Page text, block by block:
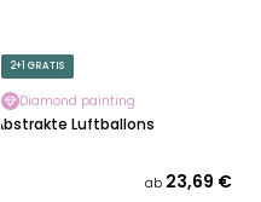
2+1 GRATIS
Diamond painting
Abstrakte Luftballons
ab 23,69 €